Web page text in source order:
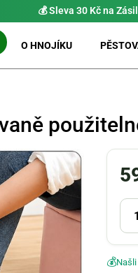
⚡ MožnostPRIO
O HNOJÍKU
💰Našli